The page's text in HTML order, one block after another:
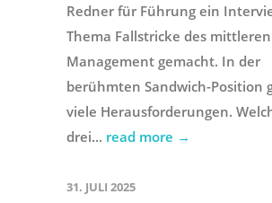
Redner für Führung ein
Thema Fallstricke des mittleren
Management gemacht. In der
berühmten Sandwich-Position
viele Herausforderungen.
drei... read more →
31. JULI 2025